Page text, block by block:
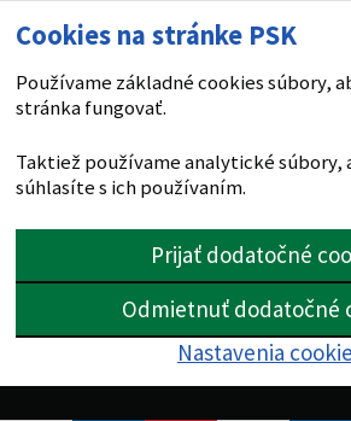
Cookies na stránke PSK
Používame základné cookies súbory,
stránka fungovať.
Taktiež používame analytické
súhlasíte s ich používaním.
Prijať dodatočné
Odmietnuť dodatočné
Nastavenia